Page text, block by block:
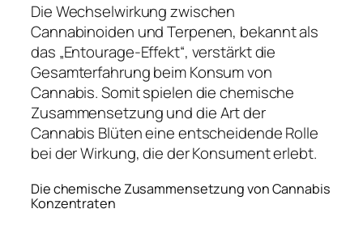
Die Wechselwirkung zwischen
Cannabinoiden und Terpenen, bekannt als
das „Entourage-Effekt“, verstärkt die
Gesamterfahrung beim Konsum von
Cannabis. Somit spielen die chemische
Zusammensetzung und die Art der
Cannabis Blüten eine entscheidende Rolle
bei der Wirkung, die der Konsument erlebt.
Die chemische Zusammensetzung von Cannabis
Konzentraten